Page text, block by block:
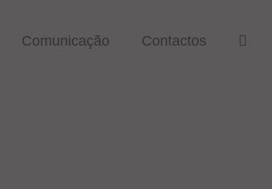
Comunicação Contactos